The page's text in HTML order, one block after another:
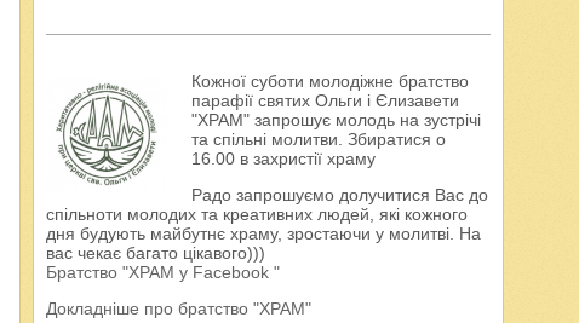
Кожної суботи молодіжне братство
парафії святих Ольги і Єлизавети
"ХРАМ" запрошує молодь на зустрічі
та спільні молитви. Збиратися о
16.00 в захристії храму
Радо запрошуємо долучитися Вас до
спільноти молодих та креативних людей, які кожного
дня будують майбутнє храму, зростаючи у молитві. На
вас чекає багато цікавого)))
Братство "ХРАМ у Facebook "
Докладніше про братство "ХРАМ"